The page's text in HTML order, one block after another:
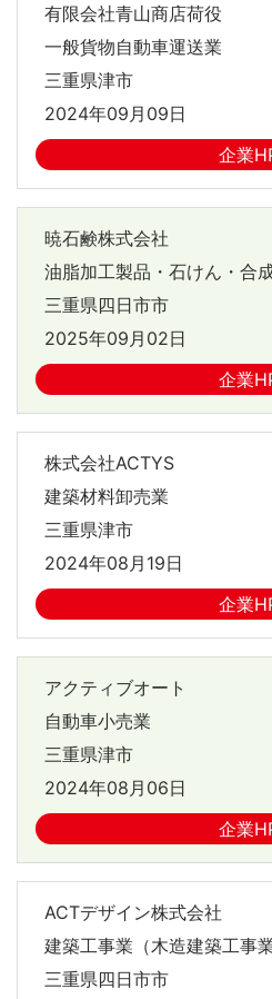
有限会社青山商店荷役
一般貨物自動車運送業
三重県津市
2024年09月09日
企業
暁石鹸株式会社
油脂加工製品・石けん・合
三重県四日市市
2025年09月02日
企業
株式会社ACTYS
建築材料卸売業
三重県津市
2024年08月19日
企業
アクティブオート
自動車小売業
三重県津市
2024年08月06日
企業
ACTデザイン株式会社
建築工事業（木造建築工事
三重県四日市市